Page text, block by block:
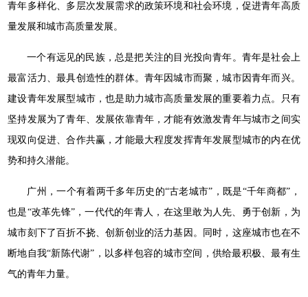
青年多样化、多层次发展需求的政策环境和社会环境，促进青年高质
量发展和城市高质量发展。
一个有远见的民族，总是把关注的目光投向青年。青年是社会上
最富活力、最具创造性的群体。青年因城市而聚，城市因青年而兴。
建设青年发展型城市，也是助力城市高质量发展的重要着力点。只有
坚持发展为了青年、发展依靠青年，才能有效激发青年与城市之间实
现双向促进、合作共赢，才能最大程度发挥青年发展型城市的内在优
势和持久潜能。
广州，一个有着两千多年历史的“古老城市”，既是“千年商都”，
也是“改革先锋”，一代代的年青人，在这里敢为人先、勇于创新，为
城市刻下了百折不挠、创新创业的活力基因。同时，这座城市也在不
断地自我“新陈代谢”，以多样包容的城市空间，供给最积极、最有生
气的青年力量。